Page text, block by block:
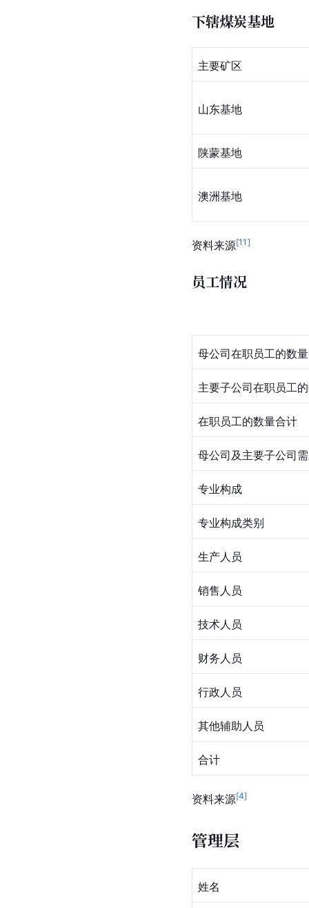
下辖煤炭基地
主要矿区
山东基地
陕蒙基地
澳洲基地
资料来源[11 ]
员工情况
母公司在职员工的数量
主要子公司在职员工
在职员工的数量合计
母公司及主要子公司
专业构成
专业构成类别
生产人员
销售人员
技术人员
财务人员
行政人员
其他辅助人员
合计
资料来源[4]
管理层
姓名